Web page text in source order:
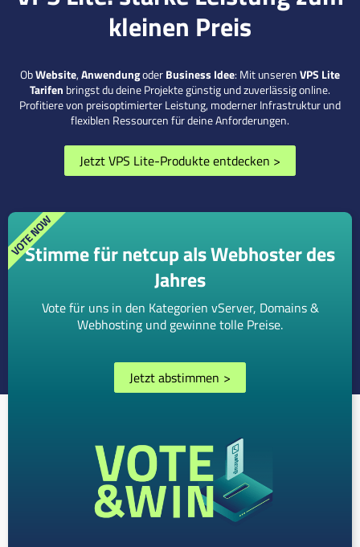
kleinen Preis
ObWebsite,AnwendungoderBusiness Idee: Mit unserenVPS Lite
Tarifen bringst du deine Projekte günstig und zuverlässig online.
Profitiere von preisoptimierter Leistung, moderner Infrastruktur und
flexiblen Ressourcen für deine Anforderungen.
Jetzt VPS Lite-Produkte entdecken >
Stimme für netcup als Webhoster des
Jahres
Vote für uns in den Kategorien vServer, Domains &
Webhosting und gewinne tolle Preise.
Jetzt abstimmen >